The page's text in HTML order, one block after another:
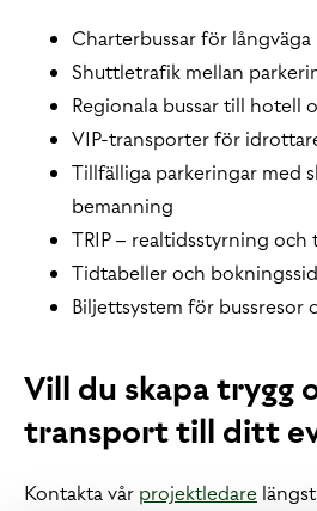
Charterbussar för långväga
Shuttletrafik mellan
Regionala bussar till hotell
VIP-transporter för
Tillfälliga parkeringar med
bemanning
TRIP – realtidsstyrning
Tidtabeller och
Biljettsystem för bussresor
Vill du skapa trygg
transport till ditt
Kontakta vår projektledare